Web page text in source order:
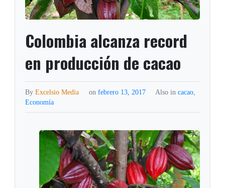
Colombia alcanza record
en producción de cacao
ByExcelsio Media on febrero 13, 2017 Also in cacao,
Economía